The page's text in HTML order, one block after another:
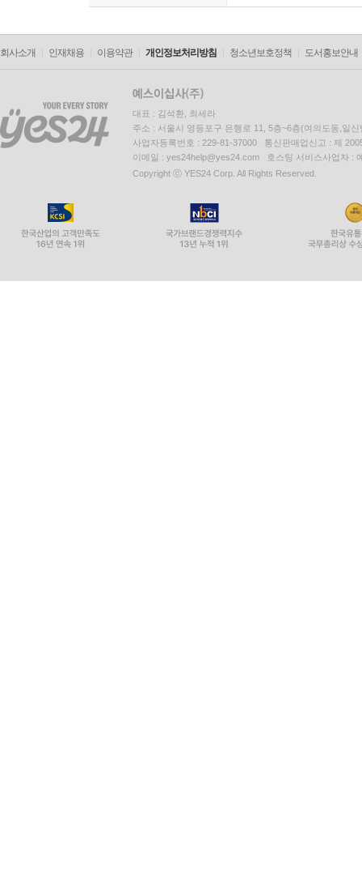
회사소개 인재채용 이용약관 개인정보처리방침 청소년보호정책 도서홍보안내
대표 : 김석환, 최세라
주소 : 서울시 영등포구 은행로 11, 5층~6층(여의도동,일신
사업자등록번호 : 229-81-37000 통신판매업신고 : 제
이메일 : yes24help@yes24.com 호스팅 서비스사업자 :
Copyright ⓒ YES24 Corp. All Rights Reserved.